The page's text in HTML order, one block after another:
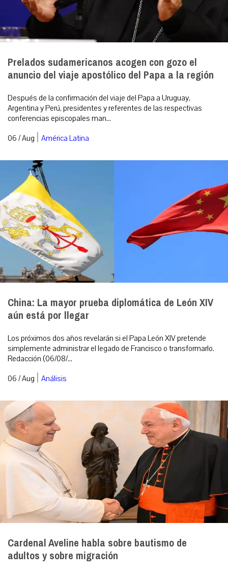
Prelados sudamericanos acogen con gozo el
anuncio del viaje apostólico del Papa a la región
Después de la confirmación del viaje del Papa a Uruguay,
Argentina y Perú, presidentes y referentes de las respectivas
conferencias episcopales man...
06 / Aug | América Latina
China: La mayor prueba diplomática de León XIV
aún está por llegar
Los próximos dos años revelarán si el Papa León XIV pretende
simplemente administrar el legado de Francisco o transformarlo.
Redacción (06/08/...
06 / Aug | Análisis
Cardenal Aveline habla sobre bautismo de
adultos y sobre migración